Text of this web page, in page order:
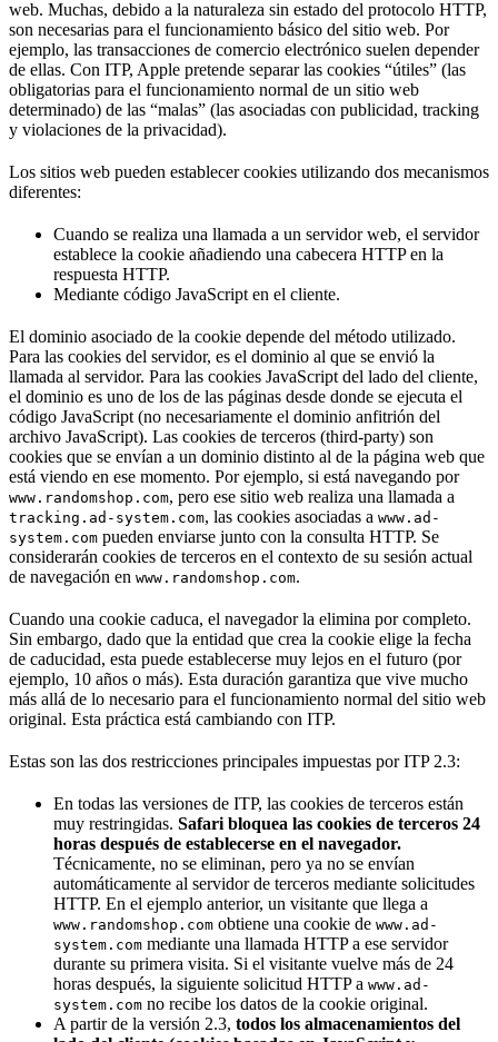
web. Muchas, debido a la naturaleza sin estado del protocolo HTTP,
son necesarias para el funcionamiento básico del sitio web. Por
ejemplo, las transacciones de comercio electrónico suelen depender
de ellas. Con ITP, Apple pretende separar las cookies “útiles” (las
obligatorias para el funcionamiento normal de un sitio web
determinado) de las “malas” (las asociadas con publicidad, tracking
y violaciones de la privacidad).
Los sitios web pueden establecer cookies utilizando dos mecanismos
diferentes:
Cuando se realiza una llamada a un servidor web, el servidor
establece la cookie añadiendo una cabecera HTTP en la
respuesta HTTP.
Mediante código JavaScript en el cliente.
El dominio asociado de la cookie depende del método utilizado.
Para las cookies del servidor, es el dominio al que se envió la
llamada al servidor. Para las cookies JavaScript del lado del cliente,
el dominio es uno de los de las páginas desde donde se ejecuta el
código JavaScript (no necesariamente el dominio anfitrión del
archivo JavaScript). Las cookies de terceros (third-party) son
cookies que se envían a un dominio distinto al de la página web que
está viendo en ese momento. Por ejemplo, si está navegando por
www.randomshop.com, pero ese sitio web realiza una llamada a
tracking.ad-system.com, las cookies asociadas a www.ad-
system.com pueden enviarse junto con la consulta HTTP. Se
considerarán cookies de terceros en el contexto de su sesión actual
de navegación en www.randomshop.com.
Cuando una cookie caduca, el navegador la elimina por completo.
Sin embargo, dado que la entidad que crea la cookie elige la fecha
de caducidad, esta puede establecerse muy lejos en el futuro (por
ejemplo, 10 años o más). Esta duración garantiza que vive mucho
más allá de lo necesario para el funcionamiento normal del sitio web
original. Esta práctica está cambiando con ITP.
Estas son las dos restricciones principales impuestas por ITP 2.3:
En todas las versiones de ITP, las cookies de terceros están
muy restringidas. Safari bloquea las cookies de terceros 24
horas después de establecerse en el navegador.
Técnicamente, no se eliminan, pero ya no se envían
automáticamente al servidor de terceros mediante solicitudes
HTTP. En el ejemplo anterior, un visitante que llega a
www.randomshop.com obtiene una cookie de www.ad-
system.com mediante una llamada HTTP a ese servidor
durante su primera visita. Si el visitante vuelve más de 24
horas después, la siguiente solicitud HTTP a www.ad-
system.com no recibe los datos de la cookie original.
A partir de la versión 2.3, todos los almacenamientos del